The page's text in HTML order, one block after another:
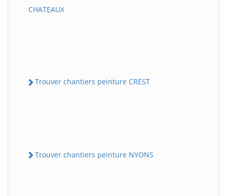
CHATEAUX
Trouver chantiers peinture CREST
Trouver chantiers peinture NYONS